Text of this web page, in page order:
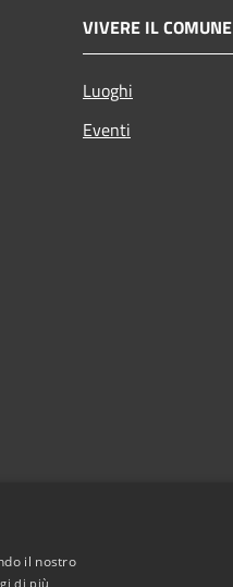
VIVERE IL COMUNE
Luoghi
Eventi
il nostro
di più